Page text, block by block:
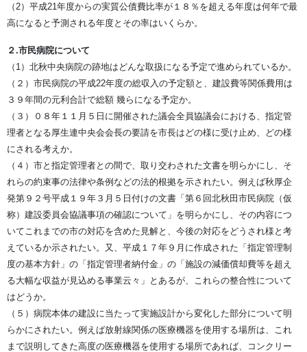
（2）平成21年度からの実質公債費比率が１８％を超える年度は何年で最
高になると予測される年度とその率はいくらか。
２.市民病院について
（1）北秋中央病院の跡地はどんな取扱になる予定で進められているか。
（２）市民病院の平成22年度の総収入の予定額と、建設費等関係費用は
３９年間の元利合計で総額 幾らになる予定か。
（３）０８年１１月５日に開催された議会全員協議会における、指定管
理者となる厚生連中央会会長の要請を市長はどの様に受け止め、どの様
にされる考えか。
（４）市と指定管理者との間で、取り交わされた文書を明らかにし、そ
れらの約束事の法律や条例などの法的根拠を示されたい。例えば秋厚企
発第９２号平成１９年３月５日付けの文書「第６回北秋田市民病院（仮
称）建設委員会協議事項の確認について」を明らかにし、その内容につ
いてこれまでの市の対応を含めた見解と、今後の対応をどうされ様と考
えているか示されたい。又、平成１７年９月に作成された「指定管理制
度の基本方針」の「指定管理者納付金」の「施設の減価償却費等を超え
る大幅な収益が見込める事業云々」とあるが、これらの整合性について
はどうか。
（５）病院本体の建設に当たって実施設計から変化した部分について明
らかにされたい。例えば放射線関係の医療機器を使用する場所は、これ
まで説明してきた高度の医療機器を使用する場所であれば、コンクリー